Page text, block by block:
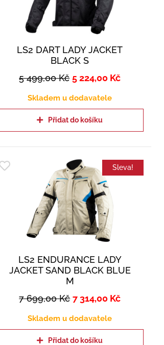
LS2 DART LADY JACKET
BLACK S
5 499,00Kč 5 224,00 Kč
Skladem u dodavatele
Přidat do košíku
Sleva!
LS2 ENDURANCE LADY
JACKET SAND BLACK BLUE
M
7 699,00Kč 7 314,00 Kč
Skladem u dodavatele
Přidat do košíku